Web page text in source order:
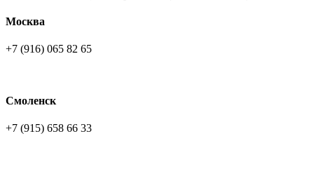
Москва
+7 (916) 065 82 65
Смоленск
+7 (915) 658 66 33